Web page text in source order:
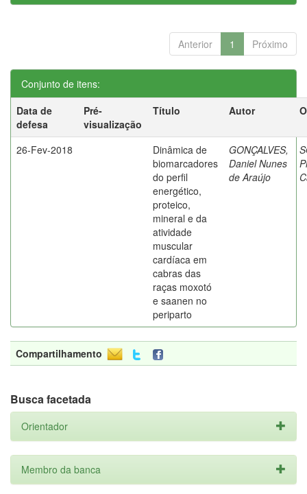
Anterior 1 Próximo
Conjunto de itens:
Data de
defesa
Pré-
visualização
Título Autor
26-Fev-2018
Dinâmica de
biomarcadores
do perfil
energético,
proteico,
mineral e da
atividade
muscular
cardíaca em
cabras das
raças moxotó
e saanen no
periparto
GONÇALVES,
Daniel Nunes
de Araújo
Compartilhamento
Busca facetada
Orientador
Membro da banca